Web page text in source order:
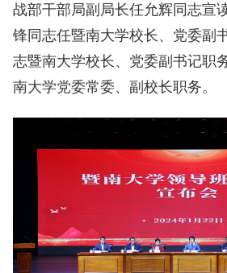
战部干部局副局长任允辉同志宣
锋同志任暨南大学校长、党委副
志暨南大学校长、党委副书记职
南大学党委常委、副校长职务。